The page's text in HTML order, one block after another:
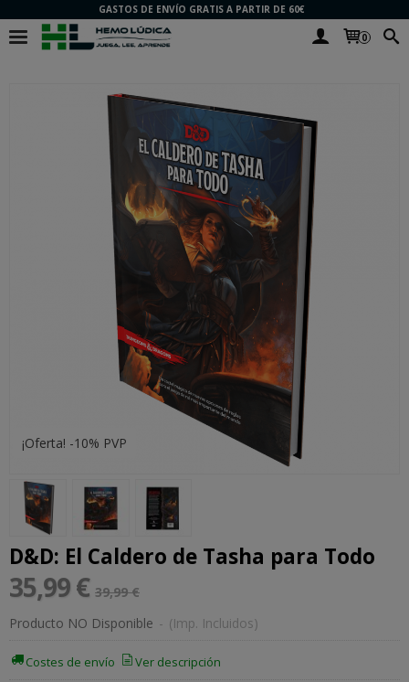
GASTOS DE ENVÍO GRATIS A PARTIR DE 60€
0
¡Oferta! -10% PVP
D&D: El Caldero de Tasha para Todo
35,99 € 39,99 €
Producto NO Disponible - (Imp. Incluidos)
Costes de envío Ver descripción